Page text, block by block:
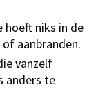
hoeft niks in de
aanbranden.
vanzelf
anders te